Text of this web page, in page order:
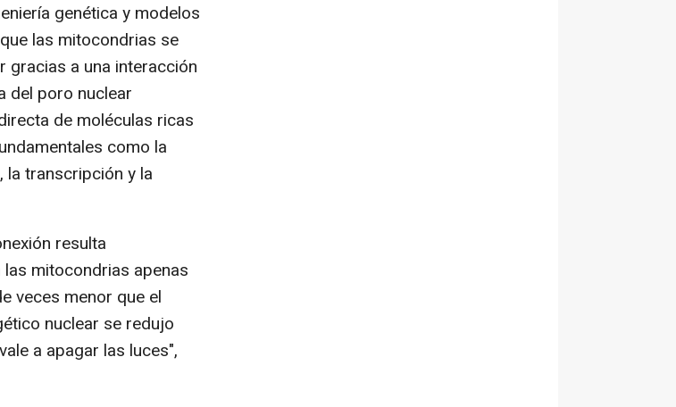
genética y modelos
las mitocondrias se
gracias a una interacción
del poro nuclear
de moléculas ricas
como la
la transcripción y la
resulta
mitocondrias apenas
veces menor que el
nuclear se redujo
a apagar las luces",